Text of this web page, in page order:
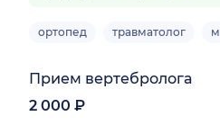
ортопед травматолог
Прием вертебролога
2 000 ₽